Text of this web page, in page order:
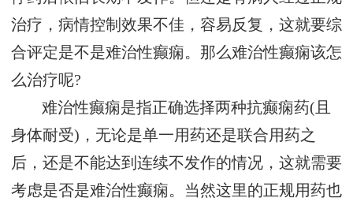
治疗，病情控制效果不佳，容易反复，这就要综
合评定是不是难治性癫痫。那么难治性癫痫该怎
么治疗呢?
难治性癫痫是指正确选择两种抗癫痫药(且
身体耐受)，无论是单一用药还是联合用药之
后，还是不能达到连续不发作的情况，这就需要
考虑是否是难治性癫痫。当然这里的正规用药也